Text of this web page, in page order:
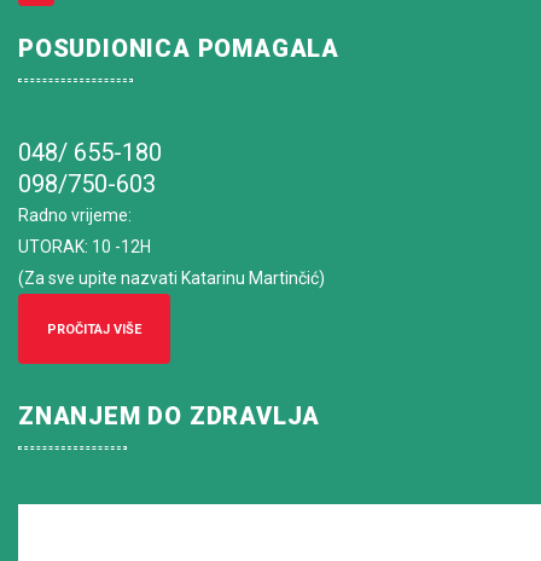
POSUDIONICA POMAGALA
048/ 655-180
098/750-603
Radno vrijeme:
UTORAK: 10 -12H
(Za sve upite nazvati Katarinu Martinčić)
PROČITAJ VIŠE
ZNANJEM DO ZDRAVLJA